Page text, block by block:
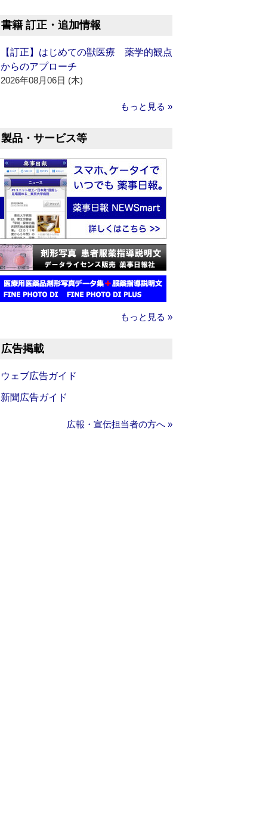
書籍 訂正・追加情報
【訂正】はじめての獣医療 薬学的観点
からのアプローチ
2026年08月06日 (木)
もっと見る »
製品・サービス等
もっと見る »
広告掲載
ウェブ広告ガイド
新聞広告ガイド
広報・宣伝担当者の方へ »